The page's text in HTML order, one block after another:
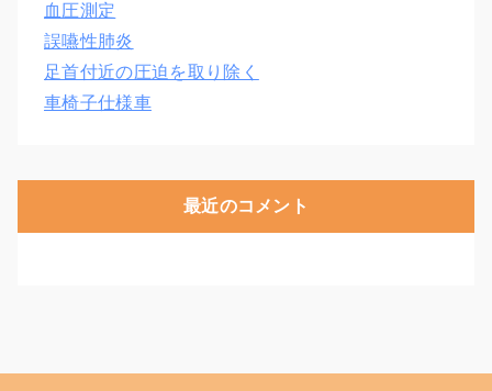
血圧測定
誤嚥性肺炎
足首付近の圧迫を取り除く
車椅子仕様車
最近のコメント